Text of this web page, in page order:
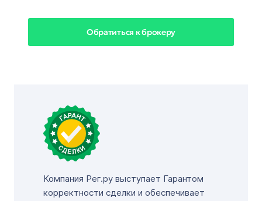
Обратиться к брокеру
Компания Рег.ру выступает Гарантом
корректности сделки и обеспечивает